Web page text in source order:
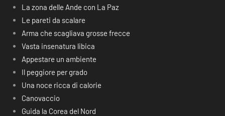
La zona delle Ande con La Paz
Le pareti da scalare
Arma che scagliava grosse frecce
Vasta insenatura libica
Appestare un ambiente
Il peggiore per grado
Una noce ricca di calorie
Canovaccio
Guida la Corea del Nord